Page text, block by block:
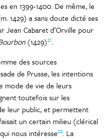
en 1399-1400. De même, le
1429) a sans doute dicté ses
Jean Cabaret d’Orville pour
(1429)21.
des sources
de Prusse, les intentions
mode de vie de leurs
toutefois sur les
leur public, et permettent
un certain milieu (clérical
nous intéresse22. La